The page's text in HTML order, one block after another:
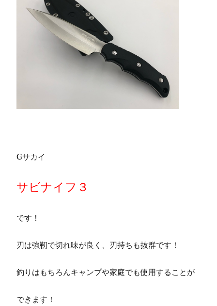
Gサカイ
サビナイフ３
です！
刃は強靭で切れ味が良く、刃持ちも抜群です！
釣りはもちろんキャンプや家庭でも使用することが
できます！